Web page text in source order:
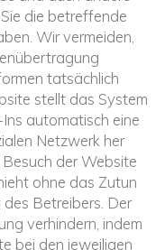
die betreffende
Wir vermeiden,
tatsächlich
stellt das System
automatisch eine
Netzwerk her
der Website
ohne das Zutun
Betreibers. Der
verhindern, indem
bei den jeweiligen